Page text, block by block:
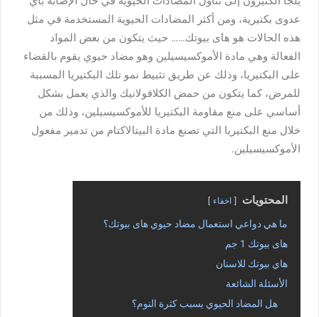
عدوى بكتيرية، ومن أكثر المضادات الحيوية المستخدمة في مثل
هذه الحالات هو هاى بيوتك…… حيث يتكون من بعض المواد
الفعالة وهي مادة الأموكسيسيلين وهو مضاد حيوي يقوم بالقضاء
على البكتيريا، وذلك عن طريق تثبيط نمو تلك البكتيريا المسببة
للمرض، كما يتكون من حمض الكلافولانيك والذي يعمل بشكل
أساسي على منع مقاومة البكتيريا للأموكسيسيلين، وذلك من
خلال منع البكتيريا التي تصنع مادة البيتالاكتام من تدمير مفعول
الأموكسيسيلين.
المحتويات اخفاء
ما هي دواعي استعمال مضاد حيوي هاى بيوتك؟
هاى بيوتك 1 جم
هاي بيوتك للاسنان
الأسئلة الشائعة
هل المضاد الحيوي يسبب كثرة النوم؟